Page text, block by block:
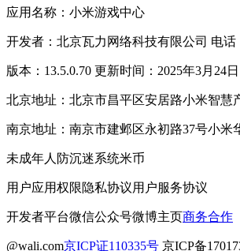
应用名称：小米游戏中心
开发者：北京瓦力网络科技有限公司 电话
版本：13.5.0.70 更新时间：2025年3月24日
北京地址：北京市昌平区安居路小米智慧
南京地址：南京市建邺区永初路37号小米
未成年人防沉迷系统米币
用户应用权限隐私协议用户服务协议
开发者平台微信公众号微博主页商务合作
@wali.com京ICP证110335号 京ICP备